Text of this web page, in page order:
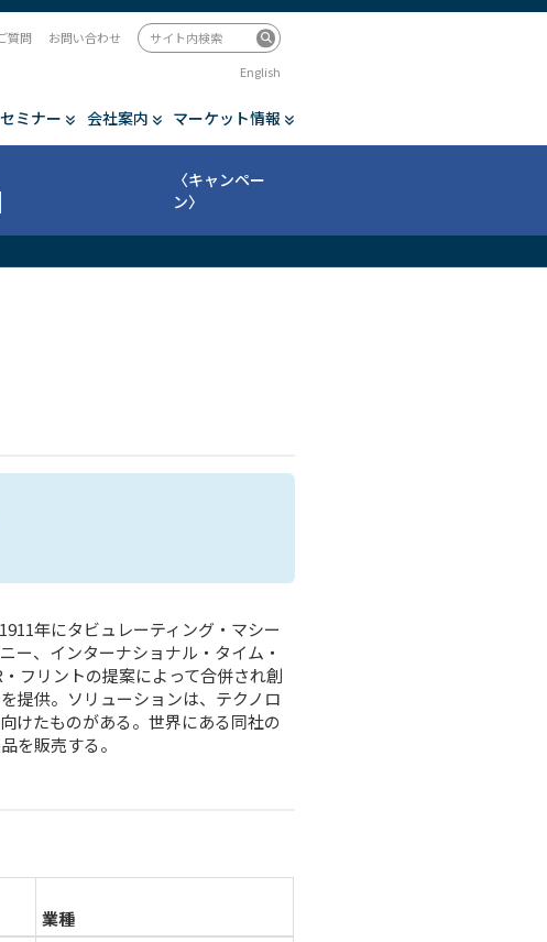
セミナー 会社案内 マーケット情報
質問
お問い合わせ
English
〈キャンペー
ン〉
年にタビュレーティング・マシー
ー、インターナショナル・タイム・
フリントの提案によって合併され創
提供。ソリューションは、テクノロ
けたものがある。世界にある同社の
を販売する。
業種